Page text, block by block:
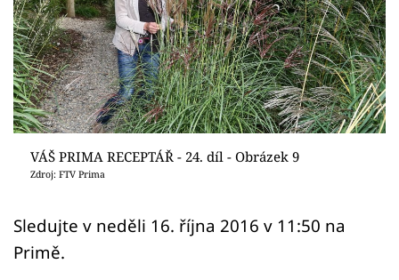
Sledujte prima+
Přihlášení
Sledujte nás
VÁŠ PRIMA RECEPTÁŘ - 24. díl - Obrázek 9
Zdroj: FTV Prima
Sledujte v neděli 16. října 2016 v 11:50 na
Primě.